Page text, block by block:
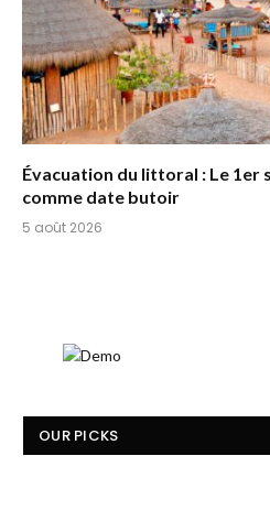
Évacuation du littoral : Le 1er
comme date butoir
5 août 2026
OUR PICKS